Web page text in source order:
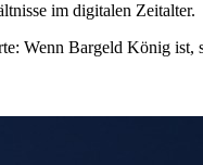
im digitalen Zeitalter.
Wenn Bargeld König ist,